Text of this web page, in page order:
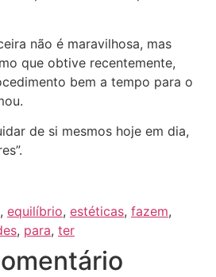
não é maravilhosa, mas
que obtive recentemente,
bem a tempo para o
de si mesmos hoje em dia,
, equilíbrio, estéticas, fazem,
, para, ter